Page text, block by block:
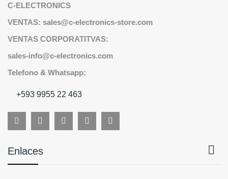
C-ELECTRONICS
VENTAS: sales@c-electronics-store.com
VENTAS CORPORATITVAS:
sales-info@c-electronics.com
Telefono & Whatsapp:
+593 9955 22 463
Enlaces 